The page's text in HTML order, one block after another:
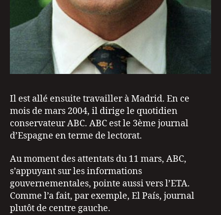
Il est allé ensuite travailler à Madrid. En ce
mois de mars 2004, il dirige le quotidien
conservateur ABC. ABC est le 3ème journal
d’Espagne en terme de lectorat.
Au moment des attentats du 11 mars, ABC,
s’appuyant sur les informations
gouvernementales, pointe aussi vers l’ETA.
Comme l’a fait, par exemple, El País, journal
plutôt de centre gauche.